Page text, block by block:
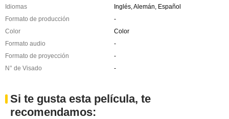
Idiomas
Inglés, Alemán, Español
Formato de producción
-
Color
Color
Formato audio
-
Formato de proyección
-
N° de Visado
-
Si te gusta esta película, te
recomendamos: